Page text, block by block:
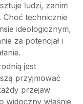
ludzi, zanim
Choć technicznie
ideologicznym,
za potencjał i
jest
przyjmować
przejaw
widoczny właśnie